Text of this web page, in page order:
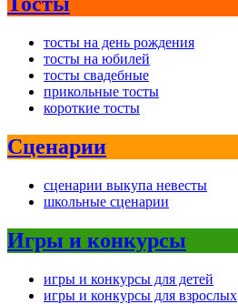
тосты на день рождения
тосты на юбилей
тосты свадебные
прикольные тосты
короткие тосты
Сценарии
сценарии выкупа невесты
школьные сценарии
Игры и конкурсы
игры и конкурсы для детей
игры и конкурсы для взрослых